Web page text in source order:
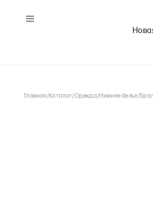
Главная/Каталог/Одежда/Нижнее белье/